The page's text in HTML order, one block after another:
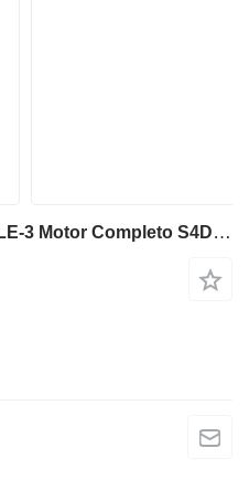
Komatsu WA90 / SAA4D95LE-3 Motor Completo S4D95LE-3 KM115930U para Komatsu WA90 cargadora de ruedas